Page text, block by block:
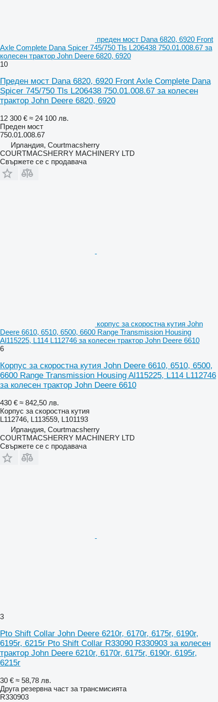
преден мост Dana 6820, 6920 Front
Axle Complete Dana Spicer 745/750 Tls L206438 750.01.008.67 за
колесен трактор John Deere 6820, 6920
10
Преден мост Dana 6820, 6920 Front Axle Complete Dana
Spicer 745/750 Tls L206438 750.01.008.67 за колесен
трактор John Deere 6820, 6920
12 300 € ≈ 24 100 лв.
Преден мост
750.01.008.67
Ирландия, Courtmacsherry
COURTMACSHERRY MACHINERY LTD
Свържете се с продавача
корпус за скоростна кутия John
Deere 6610, 6510, 6500, 6600 Range Transmission Housing
Al115225, L114 L112746 за колесен трактор John Deere 6610
6
Корпус за скоростна кутия John Deere 6610, 6510, 6500,
6600 Range Transmission Housing Al115225, L114 L112746
за колесен трактор John Deere 6610
430 € ≈ 842,50 лв.
Корпус за скоростна кутия
L112746, L113559, L101193
Ирландия, Courtmacsherry
COURTMACSHERRY MACHINERY LTD
Свържете се с продавача
3
Pto Shift Collar John Deere 6210r, 6170r, 6175r, 6190r,
6195r, 6215r Pto Shift Collar R33090 R330903 за колесен
трактор John Deere 6210r, 6170r, 6175r, 6190r, 6195r,
6215r
30 € ≈ 58,78 лв.
Друга резервна част за трансмисията
R330903